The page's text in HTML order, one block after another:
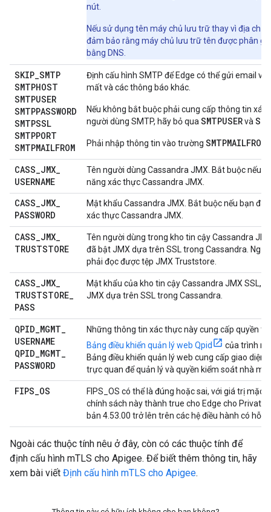
nút.
Nếu sử dụng tên máy chủ lưu trữ thay vì địa chỉ
đảm bảo rằng máy chủ lưu trữ tên được phân
bằng DNS.
SKIP_SMTP
SMTPHOST
SMTPUSER
SMTPPASSWORD
SMTPSSL
SMTPPORT
SMTPMAILFROM
Định cấu hình SMTP để Edge có thể gửi email về
mất và các thông báo khác.
Nếu không bắt buộc phải cung cấp thông tin xác
người dùng SMTP, hãy bỏ qua SMTPUSERvà
Phải nhập thông tin vào trường SMTPMAILFROM
CASS_JMX_
USERNAME
Tên người dùng Cassandra JMX. Bắt buộc nếu
năng xác thực Cassandra JMX.
CASS_JMX_
PASSWORD
Mật khẩu Cassandra JMX. Bắt buộc nếu bạn đã
xác thực Cassandra JMX.
CASS_JMX_
TRUSTSTORE
Tên người dùng trong kho tin cậy Cassandra
đã bật JMX dựa trên SSL trong Cassandra.
phải đọc được tệp JMX Truststore.
CASS_JMX_
TRUSTSTORE_
PASS
Mật khẩu của kho tin cậy Cassandra JMX SSL,
JMX dựa trên SSL trong Cassandra.
QPID_MGMT_
USERNAME
QPID_MGMT_
PASSWORD
Những thông tin xác thực này cung cấp quyền
Bảng điều khiển quản lý web Qpid
của trình
Bảng điều khiển quản lý web cung cấp giao diện
trực quan để quản lý và quyền kiểm soát nhà
FIPS_OS
FIPS_OS có thể là đúng hoặc sai, với giá trị mặc
chính sách này thành true cho Edge cho Private
bản 4.53.00 trở lên trên các hệ điều hành có hỗ
Ngoài các thuộc tính nêu ở đây, còn có các thuộc tính để
định cấu hình mTLS cho Apigee. Để biết thêm thông tin, hãy
xem bài viết Định cấu hình mTLS cho Apigee.